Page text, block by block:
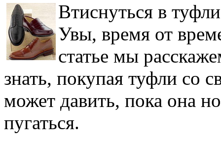
Втиснуться в
Увы, время от
статье мы
знать, покупая туфли со
может давить, пока она
пугаться.